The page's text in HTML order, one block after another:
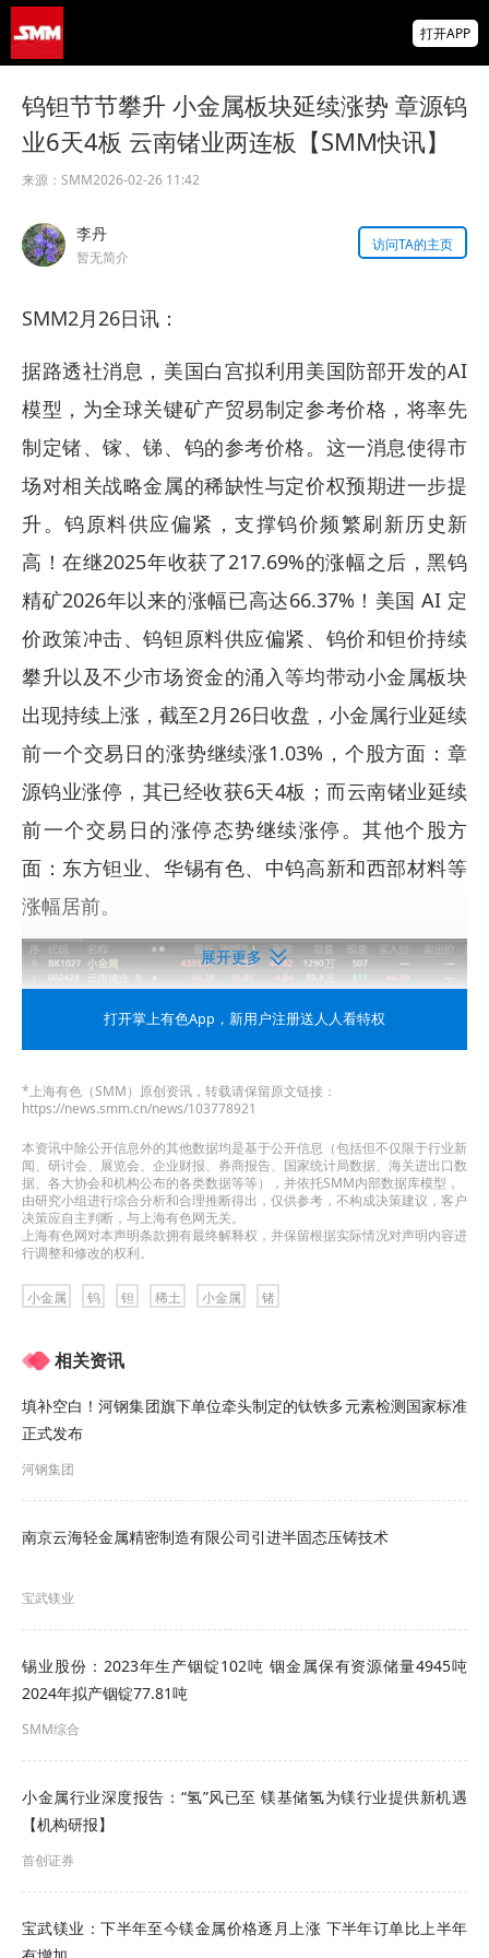
概念股普涨，现货黄金突破4350
北京楼市新政：非京籍五环内社保满1年即可
购房 适度提高公积金最高贷款额度
打开APP
钨钽节节攀升 小金属板块延续涨势 章源钨
业6天4板 云南锗业两连板【SMM快讯】
来源： SMM2026-02-26 11:42
李丹
暂无简介
访问TA的主页
SMM2月26日讯：
据路透社消息，美国白宫拟利用美国防部开发的AI
模型，为全球关键矿产贸易制定参考价格，将率先
制定锗、镓、锑、钨的参考价格。这一消息使得市
场对相关战略金属的稀缺性与定价权预期进一步提
升。钨原料供应偏紧，支撑钨价频繁刷新历史新
高！在继2025年收获了217.69%的涨幅之后，黑钨
精矿2026年以来的涨幅已高达66.37%！美国 AI 定
价政策冲击、钨钽原料供应偏紧、钨价和钽价持续
攀升以及不少市场资金的涌入等均带动小金属板块
出现持续上涨，截至2月26日收盘，小金属行业延续
前一个交易日的涨势继续涨1.03%，个股方面：章
源钨业涨停，其已经收获6天4板；而云南锗业延续
前一个交易日的涨停态势继续涨停。其他个股方
面：东方钽业、华锡有色、中钨高新和西部材料等
涨幅居前。
现货市场
钨价持续攀升黑钨精矿升破75万元/标吨
》点击查看SMM金属钨现货价格
》订购查看SMM金属现货历史价格走势
节后归来，受原料供应偏紧、海外钨价走强带动以
强。2月26日，黑钨精矿（≥65%）价格为
754000~755000元/标吨，其均价的历史新高也刷新
展开更多
打开掌上有色App ，新用户注册送人人看特权
*上海有色（SMM）原创资讯，转载请保留原文链接：
https://news.smm.cn/news/103778921
本资讯中除公开信息外的其他数据均是基于公开信息（包括但不仅限于行业新
闻、研讨会、展览会、企业财报、券商报告、国家统计局数据、海关进出口数
据、各大协会和机构公布的各类数据等等），并依托SMM内部数据库模型，
由研究小组进行综合分析和合理推断得出，仅供参考，不构成决策建议，客户
决策应自主判断，与上海有色网无关。
上海有色网对本声明条款拥有最终解释权，并保留根据实际情况对声明内容进
行调整和修改的权利。
小金属 钨 钽 稀土 小金属 锗
相关资讯
填补空白！河钢集团旗下单位牵头制定的钛铁多元素检测国家标准
正式发布
河钢集团
南京云海轻金属精密制造有限公司引进半固态压铸技术
宝武镁业
锡业股份：2023年生产铟锭102吨 铟金属保有资源储量4945吨
2024年拟产铟锭77.81吨
SMM综合
小金属行业深度报告：“氢”风已至 镁基储氢为镁行业提供新机遇
【机构研报】
首创证券
宝武镁业：下半年至今镁金属价格逐月上涨 下半年订单比上半年